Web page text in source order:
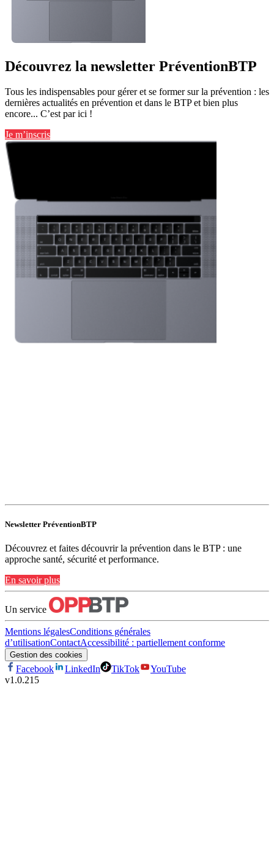
Découvrez la newsletter PréventionBTP
Tous les indispensables pour gérer et se former sur la prévention : les
dernières actualités en prévention et dans le BTP et bien plus
encore... C’est par ici !
Je m’inscris
Newsletter PréventionBTP
Découvrez et faites découvrir la prévention dans le BTP : une
approche santé, sécurité et performance.
En savoir plus
Un service
Mentions légalesConditions générales
d’utilisationContactAccessibilité : partiellement conforme
Gestion des cookies
Facebook LinkedIn TikTok
YouTube
v1.0.215